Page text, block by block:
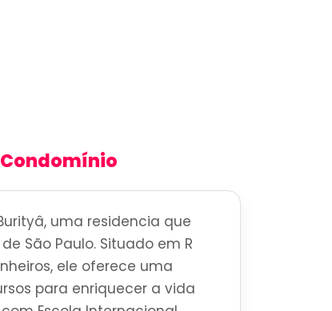
Condomínio
uma residencia que
São Paulo. Situado em R
ele oferece uma
para enriquecer a vida